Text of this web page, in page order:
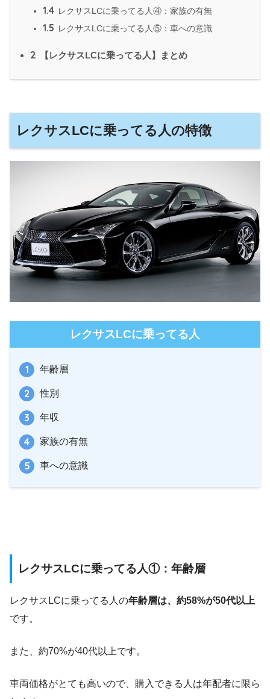
1.4 レクサスLCに乗ってる人④：家族の有無
1.5 レクサスLCに乗ってる人⑤：車への意識
2 【レクサスLCに乗ってる人】まとめ
レクサスLCに乗ってる人の特徴
レクサスLCに乗ってる人
年齢層
性別
年収
家族の有無
車への意識
レクサスLCに乗ってる人①：年齢層
レクサスLCに乗ってる人の年齢層は、約58%が50代以上
です。
また、約70%が40代以上です。
車両価格がとても高いので、購入できる人は年配者に限ら